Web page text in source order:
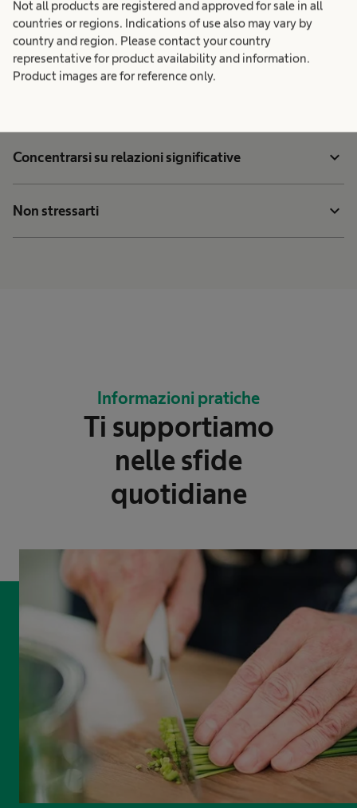
Not all products are registered and approved for sale in all
countries or regions. Indications of use also may vary by
country and region. Please contact your country
representative for product availability and information.
Product images are for reference only.
Guardare la televisione in modo più consapevole
Concentrarsi su relazioni significative expand_more
Non stressarti expand_more
Informazioni pratiche
Ti supportiamo
nelle sfide
quotidiane